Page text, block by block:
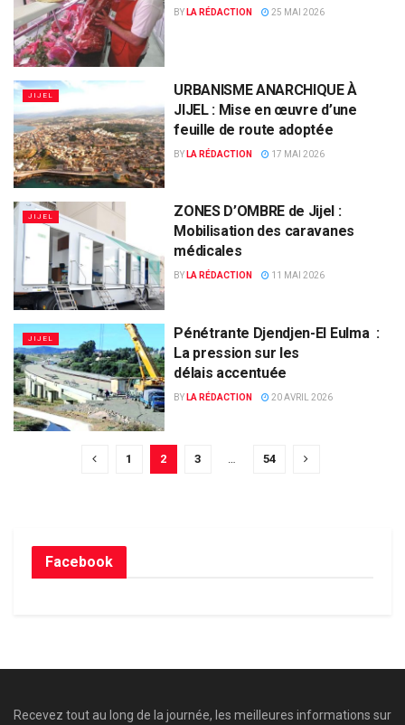
BY LA RÉDACTION 25 MAI 2026
JIJEL
URBANISME ANARCHIQUE À
JIJEL : Mise en œuvre d’une
feuille de route adoptée
BY LA RÉDACTION 17 MAI 2026
JIJEL
ZONES D’OMBRE de Jijel :
Mobilisation des caravanes
médicales
BY LA RÉDACTION 11 MAI 2026
JIJEL
Pénétrante Djendjen-El Eulma :
La pression sur les
délais accentuée
BY LA RÉDACTION 20 AVRIL 2026
1 2 3 … 54
Facebook
Recevez tout au long de la journée, les meilleures informations sur